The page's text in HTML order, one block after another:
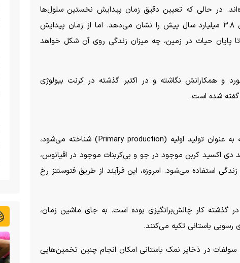
در حالی که تعیین دقیق زمان پیدایش نخستین سلول‌ها
دشوار است، بهترین تخمین‌های زمین‌شناسان حداقل ۳.۸ میلیارد سال پیش را نشان می‌دهد. اما از زمان پیدایش
پایان حیات در زمین، چه میزان زندگی روی آن شکل خواهد
و همکارانش نگاشته و در اکتبر گذشته در کرنت بیولوژی
هر سال حدود ۲۰۰ میلیارد تن کربن از طریق آن چه به عنوان تولید اولیه (Primary production) شناخته می‌شود،
دی اکسید کربن موجود در جو و بی‌کربنات موجود در اقیانوس،
استفاده می‌شود. امروزه، این فرآیند از طریق فتوسنتز رخ
در گذشته کار چالش‌برانگیزی بوده است. به جای ماشین زمان،
باستانی تکیه می‌کنند.
سولفات در ذخایر نمک باستانی امکان انجام چنین تخمین‌هایی